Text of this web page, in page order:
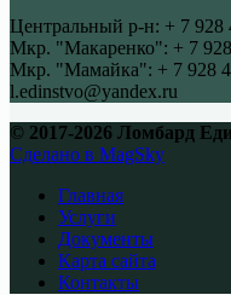
Центральный р-н: + 7 928
Мкр. "Макаренко": + 7
Мкр. "Мамайка": + 7 928
l.edinstvo@yandex.ru
© 2017-2026 Ломбард
Сделано в MagSky
Главная
Услуги
Документы
Карта сайта
Контакты